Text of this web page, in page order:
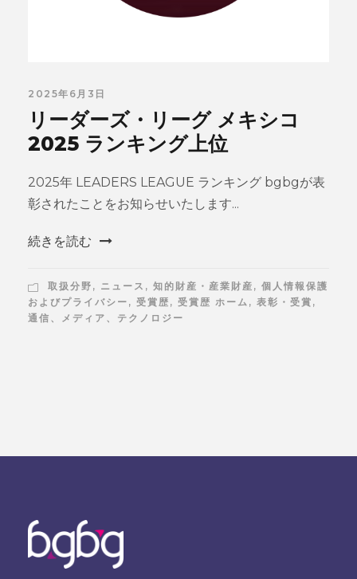
2025年6月3日
リーダーズ・リーグ メキシコ
2025 ランキング上位
2025年 LEADERS LEAGUE ランキング bgbgが表
彰されたことをお知らせいたします...
続きを読む
取扱分野 , ニュース , 知的財産・産業財産 , 個人情報保護
およびプライバシー , 受賞歴 , 受賞歴 ホーム , 表彰・受賞 ,
通信、メディア、テクノロジー